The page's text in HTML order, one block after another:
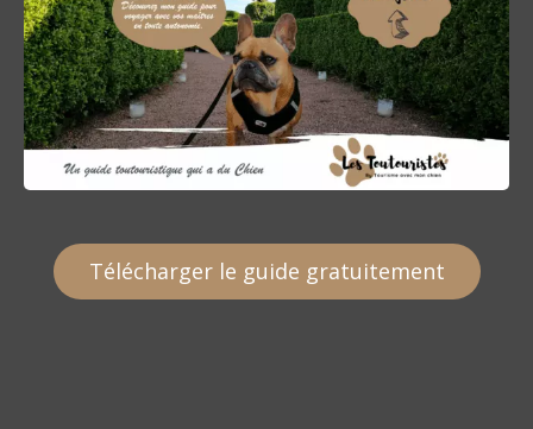
Télécharger le guide gratuitement